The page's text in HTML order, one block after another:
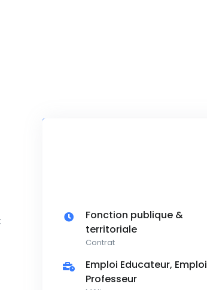
Fonction publique &
territoriale
Contrat
Emploi Educateur, Emploi
Professeur